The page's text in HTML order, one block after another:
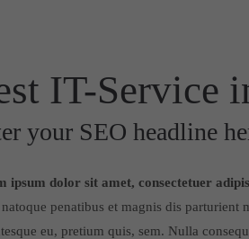
IT-Service
your SEO headline
ipsum dolor sit amet, consectetuer
penatibus et magnis dis parturient
eu, pretium quis, sem. Nulla